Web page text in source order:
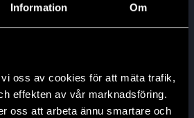
Information Om
oss av cookies för att mäta trafik,
effekten av vår marknadsföring.
oss att arbeta ännu smartare och
om arvsfonden och våra